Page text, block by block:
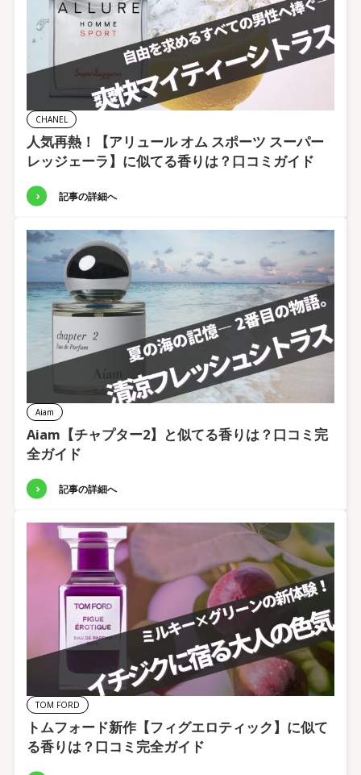
CHANEL
人気再熱！【アリュール オム スポーツ スーパー
レッジェーラ】に似てる香りは？口コミガイド
記事の詳細へ
Aiam
Aiam【チャプター2】と似てる香りは？口コミ完
全ガイド
記事の詳細へ
TOM FORD
トムフォード新作【フィグエロティック】に似て
る香りは？口コミ完全ガイド